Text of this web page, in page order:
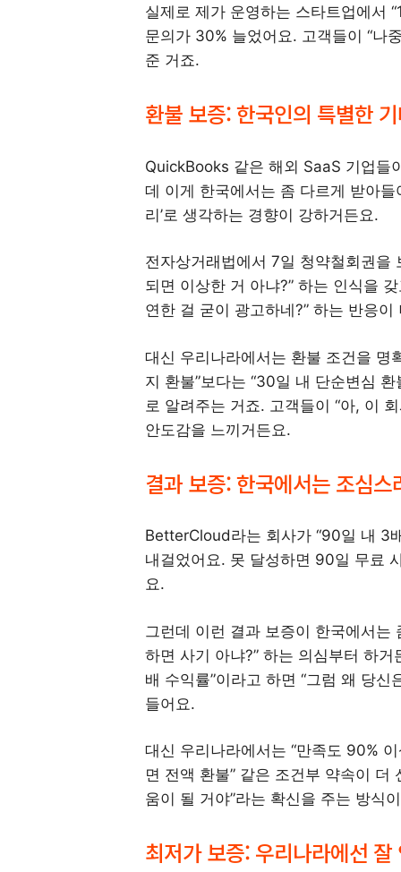
실제로 제가 운영하는 스타트업에서
문의가 30% 늘었어요. 고객들이 “나
준 거죠.
환불 보증: 한국인의 특별한
QuickBooks 같은 해외 SaaS 기업들
데 이게 한국에서는 좀 다르게 받아
리’로 생각하는 경향이 강하거든요.
전자상거래법에서 7일 청약철회권을
되면 이상한 거 아냐?” 하는 인식을
연한 걸 굳이 광고하네?” 하는 반응이
대신 우리나라에서는 환불 조건을 명
지 환불”보다는 “30일 내 단순변심
로 알려주는 거죠. 고객들이 “아, 이
안도감을 느끼거든요.
결과 보증: 한국에서는 조심스
BetterCloud라는 회사가 “90일 내 3
내걸었어요. 못 달성하면 90일 무료
요.
그런데 이런 결과 보증이 한국에서는
하면 사기 아냐?” 하는 의심부터 하
배 수익률”이라고 하면 “그럼 왜 당
들어요.
대신 우리나라에서는 “만족도 90%
면 전액 환불” 같은 조건부 약속이 더
움이 될 거야”라는 확신을 주는 방식
최저가 보증: 우리나라에선